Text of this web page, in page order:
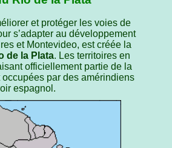
et protéger les voies de
s’adapter au développement
et Montevideo, est créée la
de la Plata. Les territoires en
officiellement partie de la
par des amérindiens
espagnol.